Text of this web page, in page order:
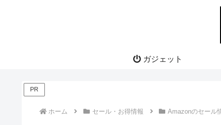
ガジェット
PR
ホーム セール・お得情報 Amazonのセール